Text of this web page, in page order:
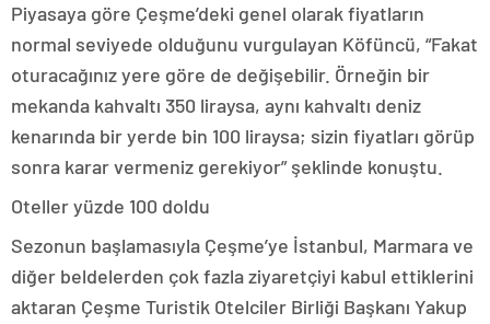
Piyasaya göre Çeşme’deki genel olarak fiyatların
normal seviyede olduğunu vurgulayan Köfüncü, “Fakat
oturacağınız yere göre de değişebilir. Örneğin bir
mekanda kahvaltı 350 liraysa, aynı kahvaltı deniz
kenarında bir yerde bin 100 liraysa; sizin fiyatları görüp
sonra karar vermeniz gerekiyor” şeklinde konuştu.
Oteller yüzde 100 doldu
Sezonun başlamasıyla Çeşme’ye İstanbul, Marmara ve
diğer beldelerden çok fazla ziyaretçiyi kabul ettiklerini
aktaran Çeşme Turistik Otelciler Birliği Başkanı Yakup